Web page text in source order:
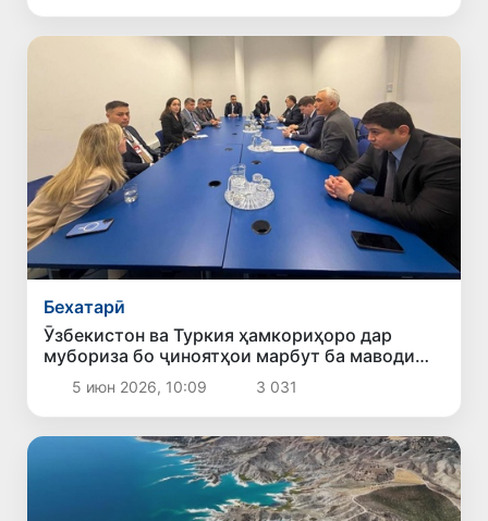
Бехатарӣ
Ӯзбекистон ва Туркия ҳамкориҳоро дар
мубориза бо ҷиноятҳои марбут ба маводи
мухаддир таҳким мебахшанд
5 июн 2026, 10:09 3 031